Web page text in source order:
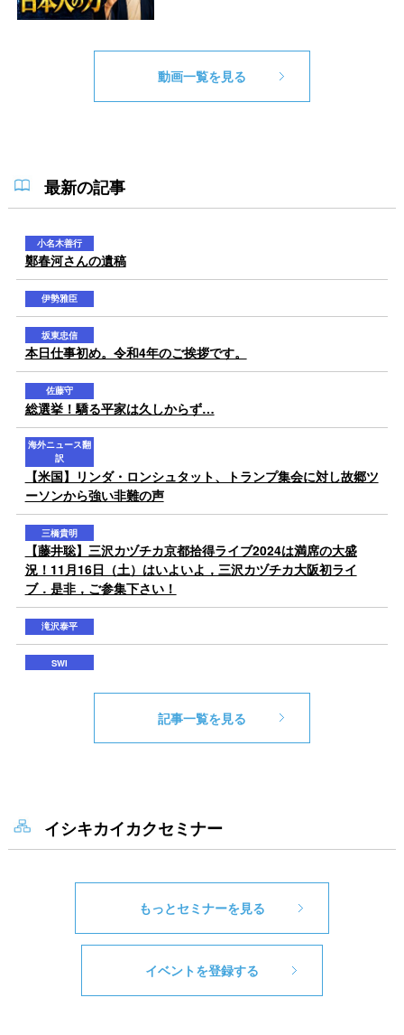
動画一覧を見る
最新の記事
記事一覧を見る
イシキカイカクセミナー
もっとセミナーを見る
イベントを登録する